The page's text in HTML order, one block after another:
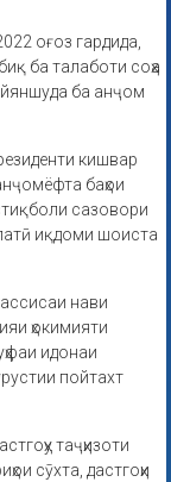
оғоз гардида,
ба талаботи соҳа
ба анҷом
кишвар
баҳои
сазовори
иқдоми шоиста
нави
ҳокимияти
идонаи
пойтахт
таҷҳизоти
сӯхта, дастгоҳи